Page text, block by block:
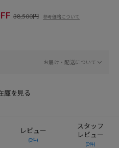
38,500円 参考価格について
お届け・配送について
庫を見る
レビュー
(0件)
スタッフ
レビュー
(0件)